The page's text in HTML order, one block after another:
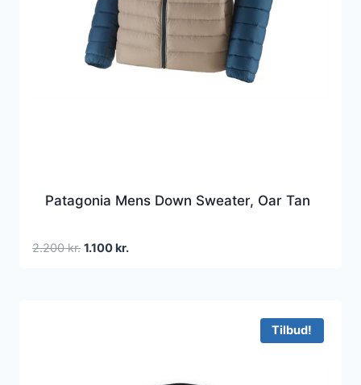
Patagonia Mens Down Sweater, Oar Tan
2.200kr. Den
1.100 kr.Den
Tilbud!